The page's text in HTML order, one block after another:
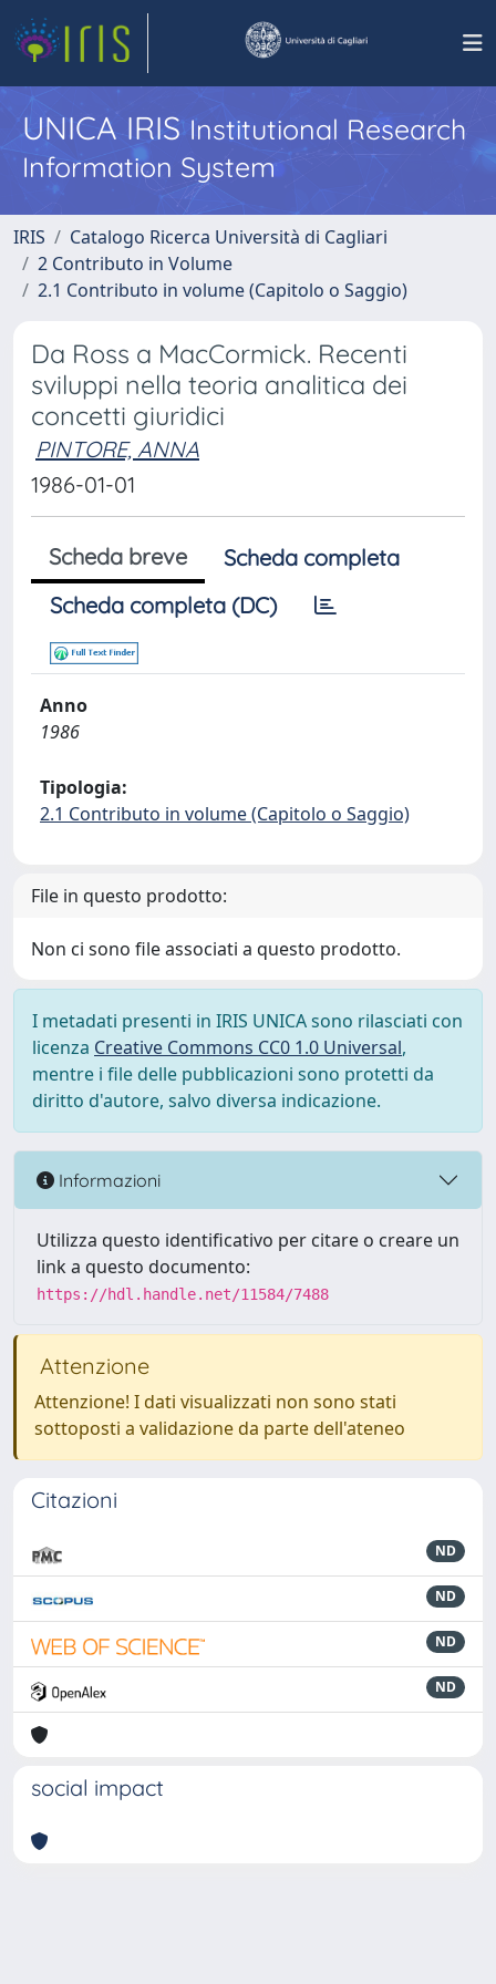
UNICA IRISInstitutional Research
Information System
IRIS
Catalogo Ricerca Università di Cagliari
2 Contributo in Volume
2.1 Contributo in volume (Capitolo o Saggio)
Da Ross a MacCormick. Recenti
sviluppi nella teoria analitica dei
concetti giuridici
PINTORE, ANNA
1986-01-01
Scheda breve
Scheda completa
Scheda completa (DC)
Anno
1986
Tipologia:
2.1 Contributo in volume (Capitolo o Saggio)
File in questo prodotto:
Non ci sono file associati a questo prodotto.
I metadati presenti in IRIS UNICA sono rilasciati con
licenza Creative Commons CC0 1.0 Universal,
mentre i file delle pubblicazioni sono protetti da
diritto d'autore, salvo diversa indicazione.
Informazioni
Utilizza questo identificativo per citare o creare un
link a questo documento:
https://hdl.handle.net/11584/7488
Attenzione
Attenzione! I dati visualizzati non sono stati
sottoposti a validazione da parte dell'ateneo
Citazioni
ND
ND
ND
ND
social impact